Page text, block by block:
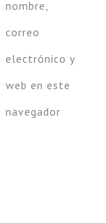
nombre,
correo
electrónico y
web en este
navegador